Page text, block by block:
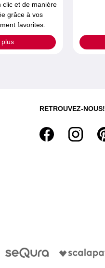
clic et de manière
grâce à vos
favorites.
plus
RETROUVEZ-NOUS!